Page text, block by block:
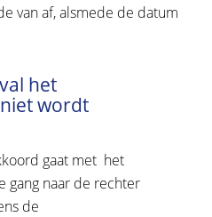
van af, alsmede de datum
het
wordt
gaat met het
gang naar de rechter
de